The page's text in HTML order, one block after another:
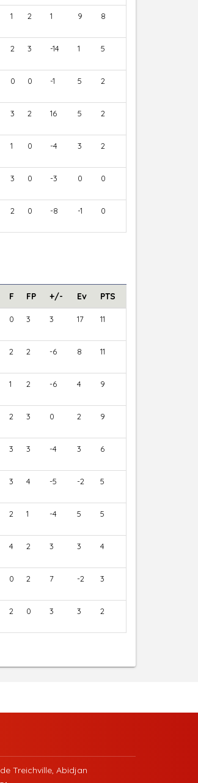
1 2 1 9 8
2 3 -14 1 5
0 0 -1 5 2
3 2 16 5 2
1 0 -4 3 2
3 0 -3 0 0
2 0 -8 -1 0
F FP +/- Ev PTS
0 3 3 17 11
2 2 -6 8 11
1 2 -6 4 9
2 3 0 2 9
3 3 -4 3 6
3 4 -5 -2 5
2 1 -4 5 5
4 2 3 3 4
0 2 7 -2 3
2 0 3 3 2
Treichville, Abidjan